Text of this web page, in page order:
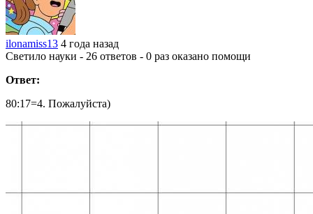
ilonamiss13 4 года назад
Светило науки - 26 ответов - 0 раз оказано помощи
Ответ:
80:17=4. Пожалуйста)